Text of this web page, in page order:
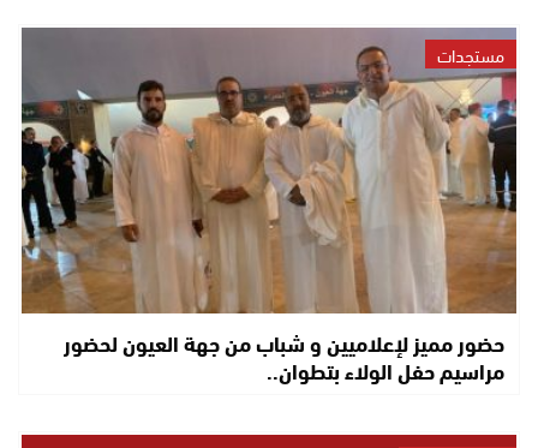
مستجدات
حضور مميز لإعلاميين و شباب من جهة العيون لحضور
مراسيم حفل الولاء بتطوان..